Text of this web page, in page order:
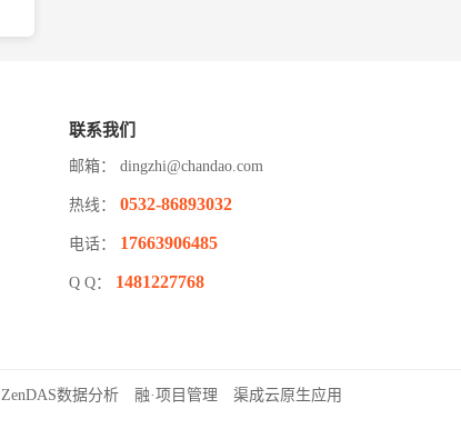
联系我们
邮箱：dingzhi@chandao.com
热线：0532-86893032
电话： 17663906485
Q Q： 1481227768
ZenDAS数据分析 融·项目管理
渠成云原生应用